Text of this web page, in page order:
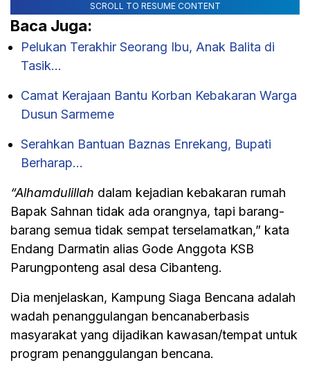
SCROLL TO RESUME CONTENT
Baca Juga:
Pelukan Terakhir Seorang Ibu, Anak Balita di
Tasik…
Camat Kerajaan Bantu Korban Kebakaran Warga
Dusun Sarmeme
Serahkan Bantuan Baznas Enrekang, Bupati
Berharap…
“Alhamdulillah dalam kejadian kebakaran rumah
Bapak Sahnan tidak ada orangnya, tapi barang-
barang semua tidak sempat terselamatkan,” kata
Endang Darmatin alias Gode Anggota KSB
Parungponteng asal desa Cibanteng.
Dia menjelaskan, Kampung Siaga Bencana adalah
wadah penanggulangan bencanaberbasis
masyarakat yang dijadikan kawasan/tempat untuk
program penanggulangan bencana.